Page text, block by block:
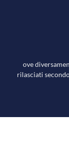
ove
rilasciati